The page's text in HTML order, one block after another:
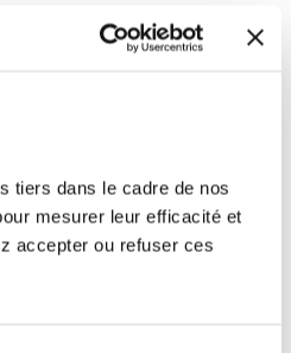
tiers dans le cadre de nos
mesurer leur efficacité et
accepter ou refuser ces